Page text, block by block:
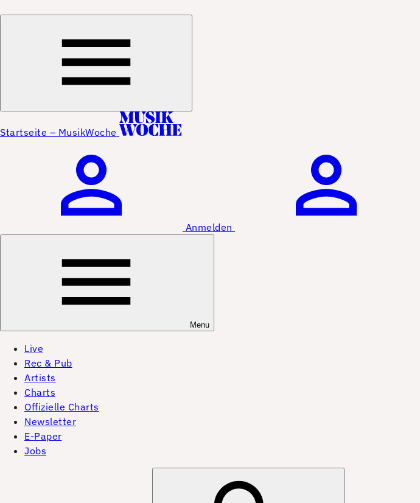
Startseite – MusikWoche
Anmelden
Menu
Live
Rec & Pub
Artists
Charts
Offizielle Charts
Newsletter
E-Paper
Jobs